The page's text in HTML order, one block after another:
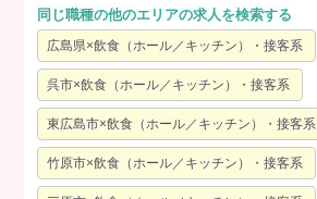
同じ職種の他のエリアの求人を検索する
広島県×飲食（ホール／キッチン）・接客系
呉市×飲食（ホール／キッチン）・接客系
東広島市×飲食（ホール／キッチン）・接客系
竹原市×飲食（ホール／キッチン）・接客系